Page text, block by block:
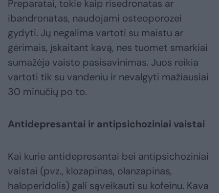
Preparatai, tokie kaip risedronatas ar
ibandronatas, naudojami osteoporozei
gydyti. Jų negalima vartoti su maistu ar
gėrimais, įskaitant kavą, nes tuomet smarkiai
sumažėja vaisto pasisavinimas. Juos reikia
vartoti tik su vandeniu ir nevalgyti mažiausiai
30 minučių po to.
Antidepresantai ir antipsichoziniai vaistai
Kai kurie antidepresantai bei antipsichoziniai
vaistai (pvz., klozapinas, olanzapinas,
haloperidolis) gali sąveikauti su kofeinu. Kava